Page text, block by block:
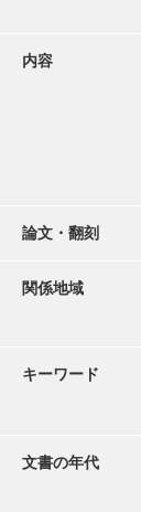
阿
阿
阿
内容
論文・翻刻
関係地域
キーワード
文書の年代